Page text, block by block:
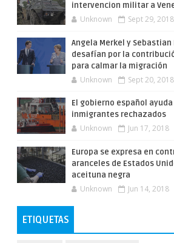
intervencion militar a
Unknown Sept 29, 2018
Angela Merkel y Sebastian
desafían por la
para calmar la migración
Unknown Sept 20, 2018
El gobierno español ayuda
inmigrantes rechazados
Unknown Jun 17, 2018
Europa se expresa en
aranceles de Estados
aceituna negra
Unknown Jun 14, 2018
ETIQUETAS